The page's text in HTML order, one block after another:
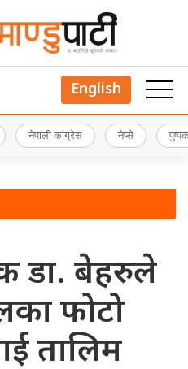
English
नेपाली कांग्रेस नेप्से
डा. बेहरुले
फोटो
तालिम